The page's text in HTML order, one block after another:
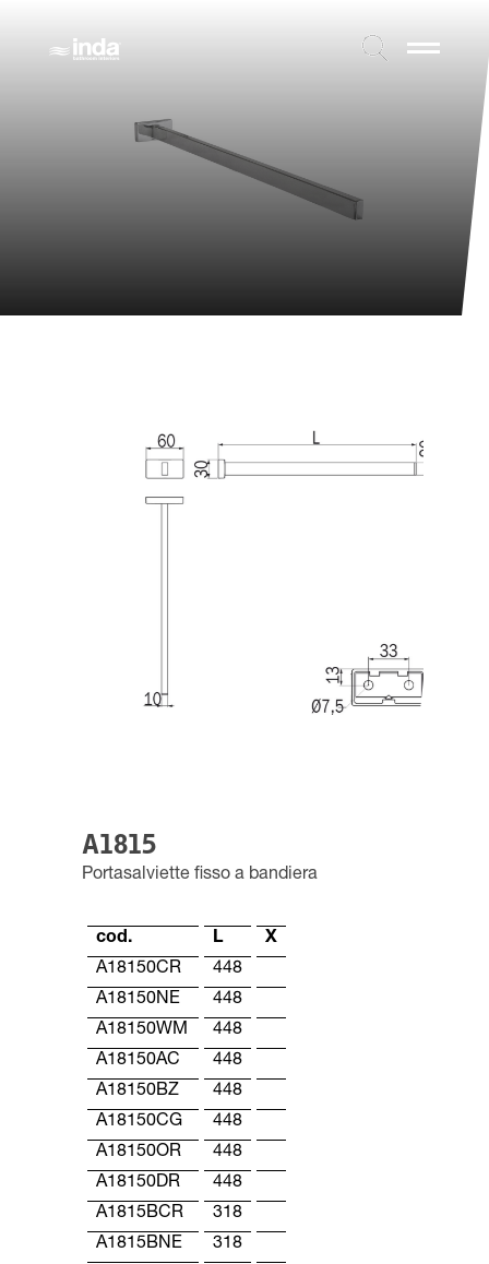
A1815
Portasalviette fisso a bandiera
cod. L
X
A18150CR
448
A18150NE
448
A18150WM
448
A18150AC
448
A18150BZ
448
A18150CG
448
A18150OR
448
A18150DR
448
A1815BCR
318
A1815BNE
318